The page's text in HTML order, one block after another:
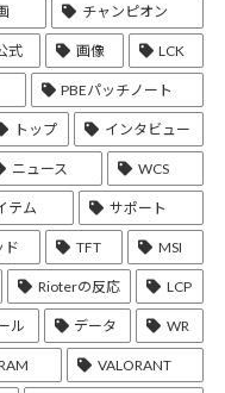
チャンピオン
式 画像 LCK
PBEパッチノート
トップ インタビュー
ニュース WCS
テム サポート
ド TFT MSI
Rioterの反応 LCP
ル データ WR
VALORANT